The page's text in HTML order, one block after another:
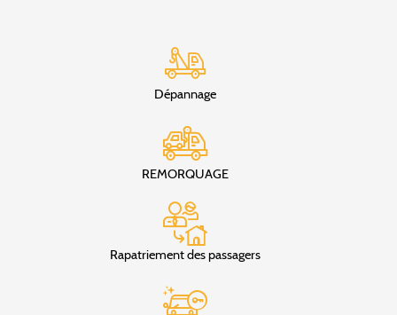
Dépannage
REMORQUAGE
Rapatriement des passagers